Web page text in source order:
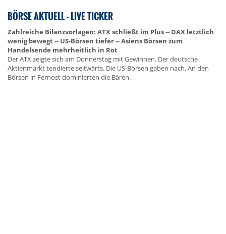
BÖRSE AKTUELL - LIVE TICKER
Zahlreiche Bilanzvorlagen: ATX schließt im Plus -- DAX letztlich
wenig bewegt -- US-Börsen tiefer -- Asiens Börsen zum
Handelsende mehrheitlich in Rot
Der ATX zeigte sich am Donnerstag mit Gewinnen. Der deutsche
Aktienmarkt tendierte seitwärts. Die US-Börsen gaben nach. An den
Börsen in Fernost dominierten die Bären.